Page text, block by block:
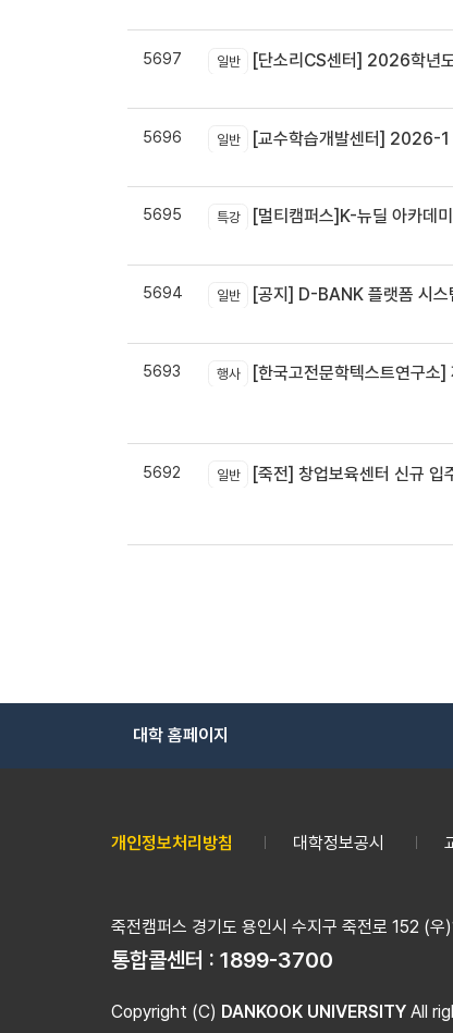
5697 일반 [단소리CS센터] 2026학년도 집
5696 일반 [교수학습개발센터] 2026-
5695 특강 [멀티캠퍼스]K-뉴딜 아카데
5694 일반 [공지] D-BANK 플랫폼 시스
5693 행사 [한국고전문학텍스트연구소]
5692 일반 [죽전] 창업보육센터 신규
대학 홈페이지
개인정보처리방침 대학정보공시
죽전캠퍼스 경기도 용인시 수지구 죽전로 152 (
통합콜센터 : 1899-3700
Copyright (C) DANKOOK UNIVERSITY All